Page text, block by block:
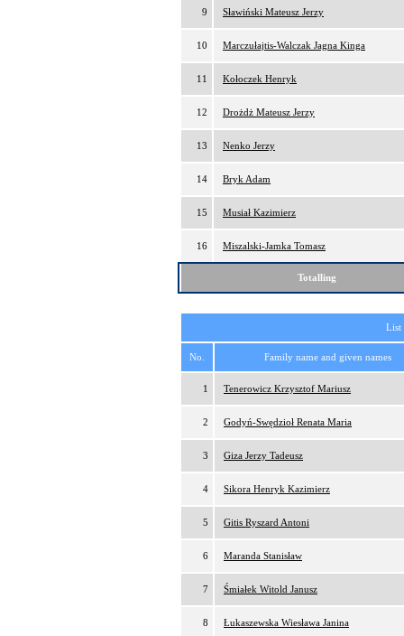
9 Sławiński Mateusz Jerzy
10 Marczułajtis-Walczak Jagna Kinga
11 Kołoczek Henryk
12 Drożdż Mateusz Jerzy
13 Nenko Jerzy
14 Bryk Adam
15 Musiał Kazimierz
16 Miszalski-Jamka Tomasz
Totalling
List
No. Family name and given names
1 Tenerowicz Krzysztof Mariusz
2 Godyń-Swędzioł Renata Maria
3 Giza Jerzy Tadeusz
4 Sikora Henryk Kazimierz
5 Gitis Ryszard Antoni
6 Maranda Stanisław
7 Śmiałek Witold Janusz
8 Łukaszewska Wiesława Janina